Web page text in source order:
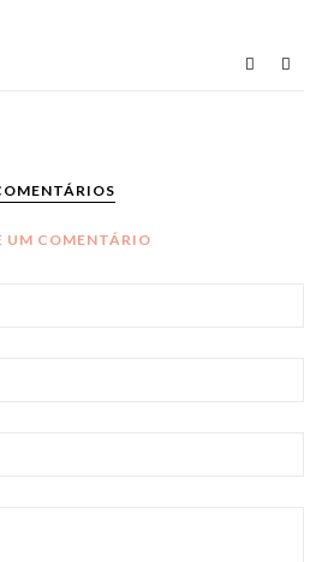
UM COMENTÁRIO